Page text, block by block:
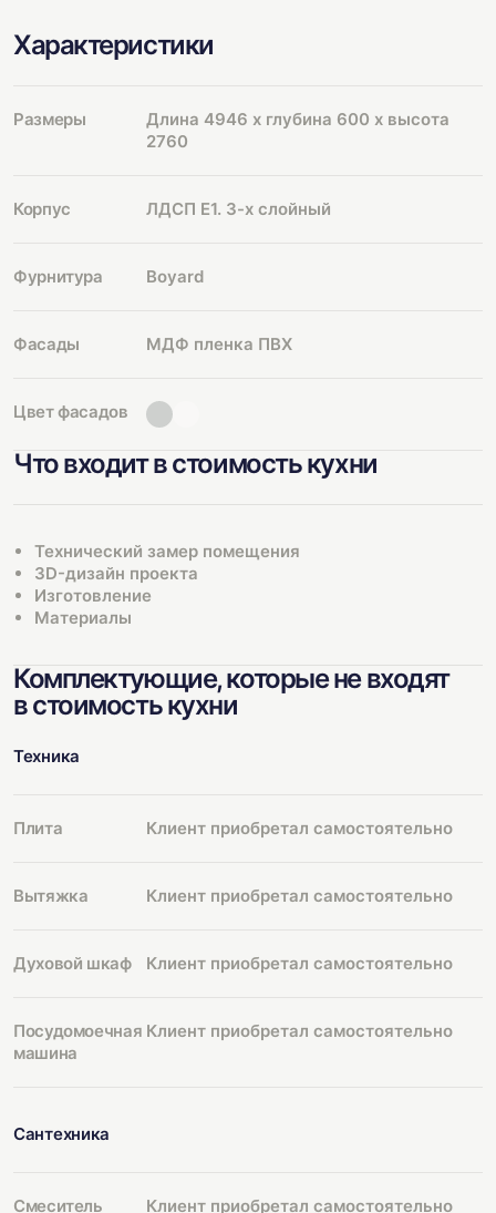
Характеристики
Размеры
Длина 4946 х глубина 600 х высота
2760
Корпус ЛДСП Е1. 3-х слойный
Фурнитура Boyard
Фасады МДФ пленка ПВХ
Цвет фасадов
Что входит в стоимость кухни
Технический замер помещения
3D-дизайн проекта
Изготовление
Материалы
Комплектующие, которые не входят
в стоимость кухни
Техника
Плита Клиент приобретал самостоятельно
Вытяжка Клиент приобретал самостоятельно
Духовой шкаф Клиент приобретал самостоятельно
Посудомоечная
машина
Клиент приобретал самостоятельно
Сантехника
Смеситель Клиент приобретал самостоятельно